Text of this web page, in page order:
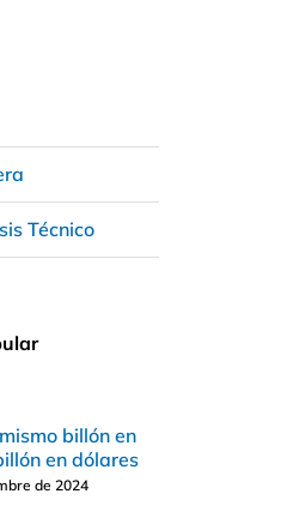
Técnico
billón en
en dólares
de 2024